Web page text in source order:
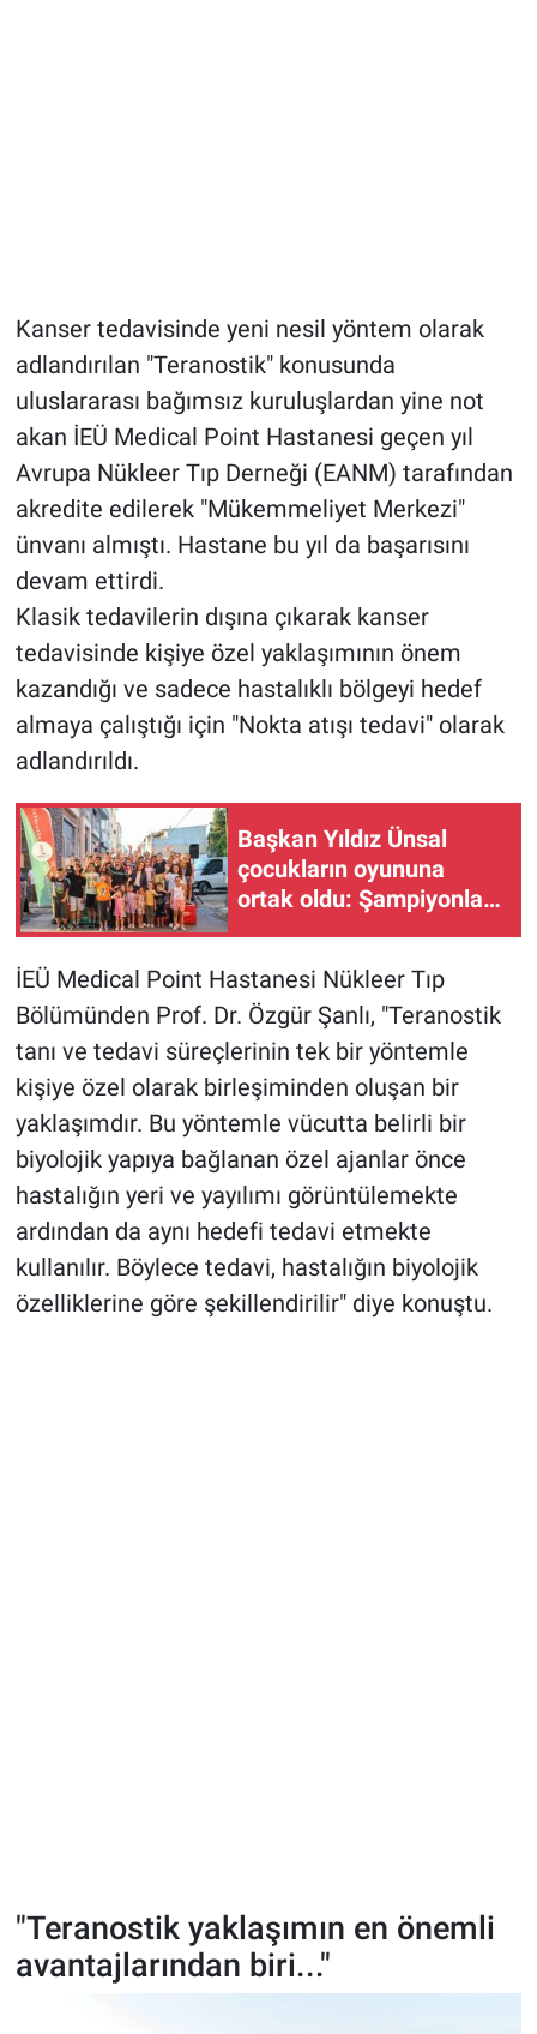
Kanser tedavisinde yeni nesil yöntem olarak
adlandırılan "Teranostik" konusunda
uluslararası bağımsız kuruluşlardan yine not
akan İEÜ Medical Point Hastanesi geçen yıl
Avrupa Nükleer Tıp Derneği (EANM) tarafından
akredite edilerek "Mükemmeliyet Merkezi"
ünvanı almıştı. Hastane bu yıl da başarısını
devam ettirdi.
Klasik tedavilerin dışına çıkarak kanser
tedavisinde kişiye özel yaklaşımının önem
kazandığı ve sadece hastalıklı bölgeyi hedef
almaya çalıştığı için "Nokta atışı tedavi" olarak
adlandırıldı.
Başkan Yıldız Ünsal
çocukların oyununa
ortak oldu: Şampiyonlar
İEÜ Medical Point Hastanesi Nükleer Tıp
Bölümünden Prof. Dr. Özgür Şanlı, "Teranostik
tanı ve tedavi süreçlerinin tek bir yöntemle
kişiye özel olarak birleşiminden oluşan bir
yaklaşımdır. Bu yöntemle vücutta belirli bir
biyolojik yapıya bağlanan özel ajanlar önce
hastalığın yeri ve yayılımı görüntülemekte
ardından da aynı hedefi tedavi etmekte
kullanılır. Böylece tedavi, hastalığın biyolojik
özelliklerine göre şekillendirilir" diye konuştu.
"Teranostik yaklaşımın en önemli
avantajlarından biri..."